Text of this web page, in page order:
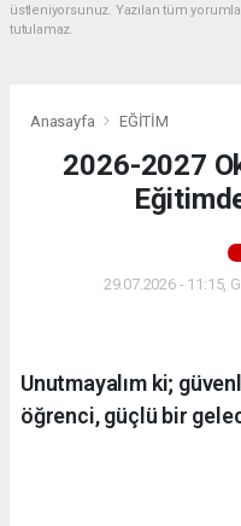
üstleniyorsunuz. Yazılan tüm
tutulamaz.
Anasayfa EĞİTİM
2026-2027
29.07.2026 - 11:15,
Unutmayalım ki;
öğrenci, güçlü bir